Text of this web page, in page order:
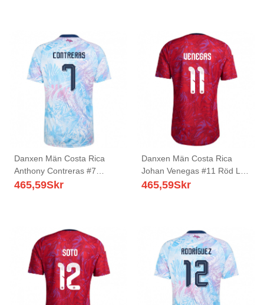
Danxen Män Costa Rica
Anthony Contreras #7
Himmelblå Marin Rosa
465,59Skr
Danxen Män Costa Rica
Johan Venegas #11 Röd Lila
Marin Hemmatröja
465,59Skr